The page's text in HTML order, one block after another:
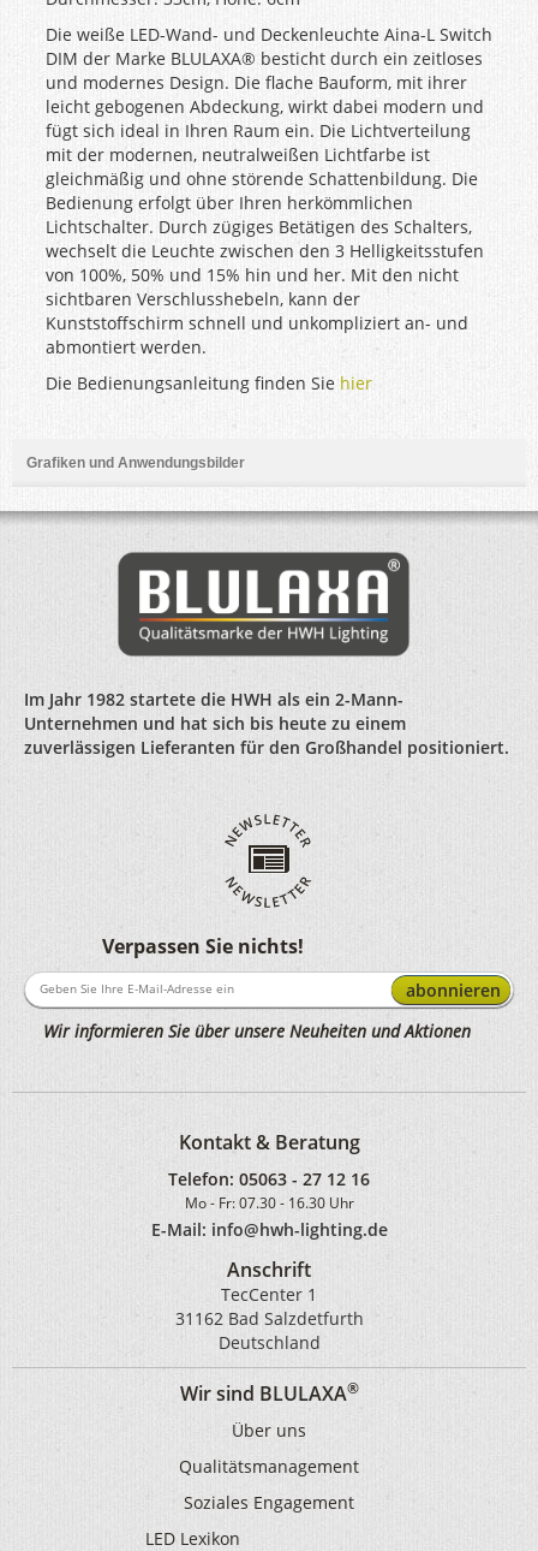
Die weiße LED-Wand- und Deckenleuchte Aina-L Switch
DIM der Marke BLULAXA® besticht durch ein zeitloses
und modernes Design. Die flache Bauform, mit ihrer
leicht gebogenen Abdeckung, wirkt dabei modern und
fügt sich ideal in Ihren Raum ein. Die Lichtverteilung
mit der modernen, neutralweißen Lichtfarbe ist
gleichmäßig und ohne störende Schattenbildung. Die
Bedienung erfolgt über Ihren herkömmlichen
Lichtschalter. Durch zügiges Betätigen des Schalters,
wechselt die Leuchte zwischen den 3 Helligkeitsstufen
von 100%, 50% und 15% hin und her. Mit den nicht
sichtbaren Verschlusshebeln, kann der
Kunststoffschirm schnell und unkompliziert an- und
abmontiert werden.
Die Bedienungsanleitung finden Sie hier
Grafiken und Anwendungsbilder
Im Jahr 1982 startete die HWH als ein 2-Mann-
Unternehmen und hat sich bis heute zu einem
zuverlässigen Lieferanten für den Großhandel positioniert.
Verpassen Sie nichts!
abonnieren
Wir informieren Sie über unsere Neuheiten und Aktionen
Kontakt & Beratung
Telefon: 05063 - 27 12 16
Mo - Fr: 07.30 - 16.30 Uhr
E-Mail: info@hwh-lighting.de
Anschrift
TecCenter 1
31162 Bad Salzdetfurth
Deutschland
Wir sind BLULAXA®
Über uns
Qualitätsmanagement
Soziales Engagement
LED Lexikon